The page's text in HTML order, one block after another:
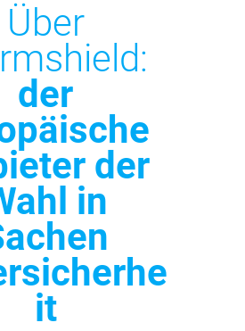
Über
der
der
in
it